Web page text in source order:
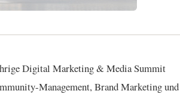
Digital Marketing & Media Summit
Management, Brand Marketing und